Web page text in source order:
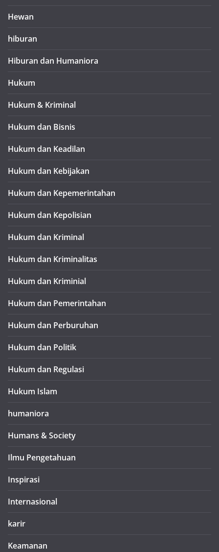
Hewan
hiburan
Hiburan dan Humaniora
Hukum
Hukum & Kriminal
Hukum dan Bisnis
Hukum dan Keadilan
Hukum dan Kebijakan
Hukum dan Kepemerintahan
Hukum dan Kepolisian
Hukum dan Kriminal
Hukum dan Kriminalitas
Hukum dan Kriminial
Hukum dan Pemerintahan
Hukum dan Perburuhan
Hukum dan Politik
Hukum dan Regulasi
Hukum Islam
humaniora
Humans & Society
Ilmu Pengetahuan
Inspirasi
Internasional
karir
Keamanan